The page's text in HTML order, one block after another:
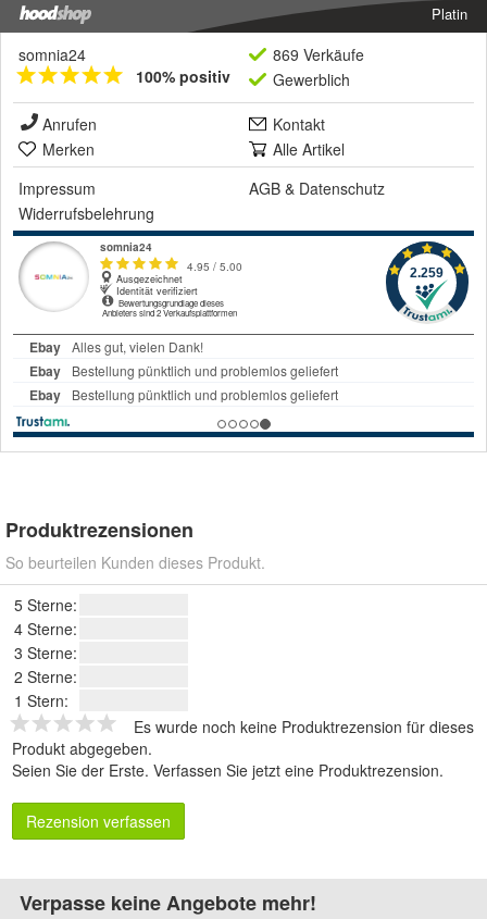
Platin
somnia24
100% positiv
869 Verkäufe
Gewerblich
Anrufen
Kontakt
Merken
Alle Artikel
Impressum
AGB & Datenschutz
Widerrufsbelehrung
Produktrezensionen
So beurteilen Kunden dieses Produkt.
5 Sterne:
4 Sterne:
3 Sterne:
2 Sterne:
1 Stern:
Es wurde noch keine Produktrezension für dieses
Produkt abgegeben.
Seien Sie der Erste. Verfassen Sie jetzt eine Produktrezension.
Rezension verfassen
Verpasse keine Angebote mehr!